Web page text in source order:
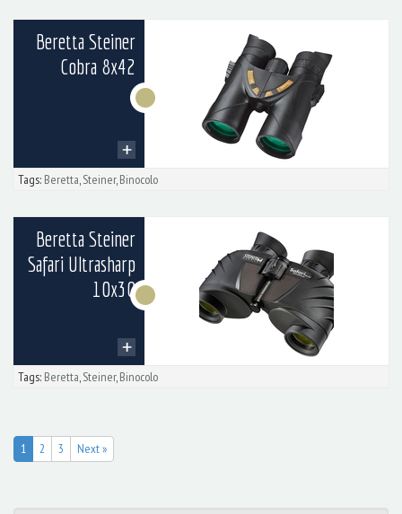
Beretta Steiner
Cobra 8x42
Tags: Beretta,Steiner,Binocolo
Beretta Steiner
Safari Ultrasharp
10x30
Tags: Beretta,Steiner,Binocolo
1 2 3 Next »